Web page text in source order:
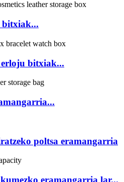
bitxiak...
bitxiak...
poltsa eramangarria
eramangarria lar...